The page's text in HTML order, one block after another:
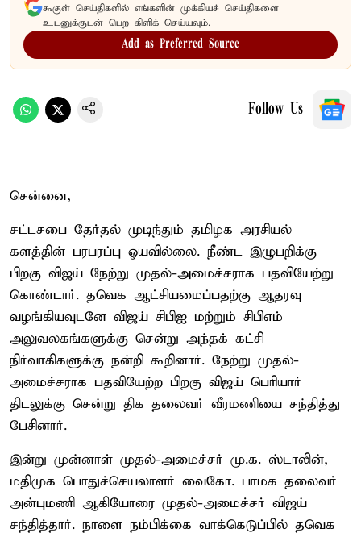
கூகுள் செய்திகளில் எங்களின் முக்கியச் செய்திகளை
உடனுக்குடன் பெற கிளிக் செய்யவும்.
Add as Preferred Source
Follow Us
சென்னை,
சட்டசபை தேர்தல் முடிந்தும் தமிழக அரசியல்
களத்தின் பரபரப்பு ஓயவில்லை. நீண்ட இழுபறிக்கு
பிறகு விஜய் நேற்று முதல்-அமைச்சராக பதவியேற்று
கொண்டார். தவெக ஆட்சியமைப்பதற்கு ஆதரவு
வழங்கியவுடனே விஜய் சிபிஐ மற்றும் சிபிஎம்
அலுவலகங்களுக்கு சென்று அந்தக் கட்சி
நிர்வாகிகளுக்கு நன்றி கூறினார். நேற்று முதல்-
அமைச்சராக பதவியேற்ற பிறகு விஜய் பெரியார்
திடலுக்கு சென்று திக தலைவர் வீரமணியை சந்தித்து
பேசினார்.
இன்று முன்னாள் முதல்-அமைச்சர் மு.க. ஸ்டாலின்,
மதிமுக பொதுச்செயலாளர் வைகோ. பாமக தலைவர்
அன்புமணி ஆகியோரை முதல்-அமைச்சர் விஜய்
சந்தித்தார். நாளை நம்பிக்கை வாக்கெடுப்பில் தவெக